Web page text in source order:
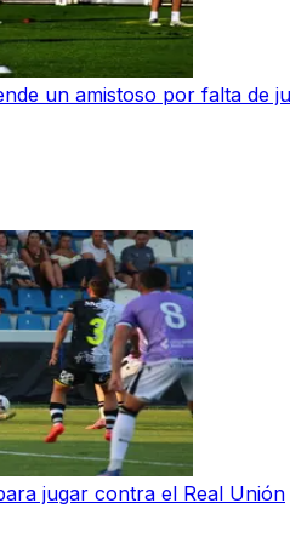
un amistoso por falta de
jugar contra el Real Unión